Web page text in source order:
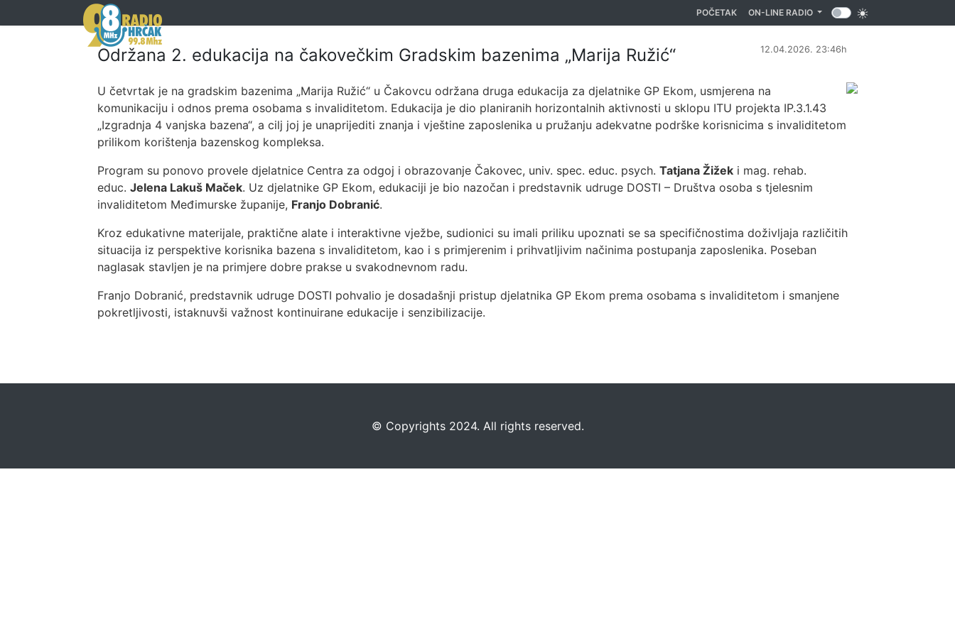
POČETAK(CURRENT)
ON-LINE RADIO
Održana 2. edukacija na čakovečkim Gradskim bazenima „Marija Ružić“ 12.04.2026. 23:46h
U četvrtak je na gradskim bazenima „Marija Ružić“ u Čakovcu održana druga edukacija za djelatnike GP Ekom, usmjerena na
komunikaciju i odnos prema osobama s invaliditetom. Edukacija je dio planiranih horizontalnih aktivnosti u sklopu ITU projekta IP.3.1.43
„Izgradnja 4 vanjska bazena“, a cilj joj je unaprijediti znanja i vještine zaposlenika u pružanju adekvatne podrške korisnicima s invaliditetom
prilikom korištenja bazenskog kompleksa.
Program su ponovo provele djelatnice Centra za odgoj i obrazovanje Čakovec, univ. spec. educ. psych. Tatjana Žižek i mag. rehab.
educ. Jelena Lakuš Maček. Uz djelatnike GP Ekom, edukaciji je bio nazočan i predstavnik udruge DOSTI – Društva osoba s tjelesnim
invaliditetom Međimurske županije, Franjo Dobranić.
Kroz edukativne materijale, praktične alate i interaktivne vježbe, sudionici su imali priliku upoznati se sa specifičnostima doživljaja različitih
situacija iz perspektive korisnika bazena s invaliditetom, kao i s primjerenim i prihvatljivim načinima postupanja zaposlenika. Poseban
naglasak stavljen je na primjere dobre prakse u svakodnevnom radu.
Franjo Dobranić, predstavnik udruge DOSTI pohvalio je dosadašnji pristup djelatnika GP Ekom prema osobama s invaliditetom i smanjene
pokretljivosti, istaknuvši važnost kontinuirane edukacije i senzibilizacije.
©️ Copyrights 2024. All rights reserved.